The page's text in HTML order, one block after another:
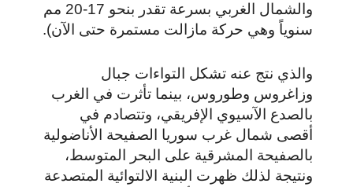
والشمال الغربي بسرعة تقدر بنحو 17-20 مم
سنوياً وهي حركة مازالت مستمرة حتى الآن).
والذي نتج عنه تشكل التواءات جبال
وزاغروس وطوروس، بينما تأثرت في الغرب
بالصدع الآسيوي الإفريقي، وتتصادم في
أقصى شمال غرب سوريا الصفيحة الأناضولية
بالصفيحة المشرقية على البحر المتوسط،
ونتيجة لذلك ظهرت البنية الالتوائية المتصدعة